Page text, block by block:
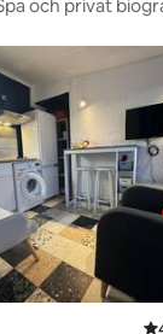
och privat
108 omdömen